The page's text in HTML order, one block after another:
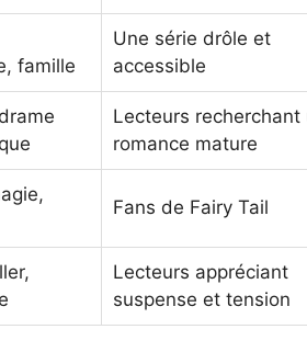
famille
Une série drôle et
accessible
Lecteurs recherchant
romance mature
Fans de Fairy Tail
Lecteurs appréciant
suspense et tension